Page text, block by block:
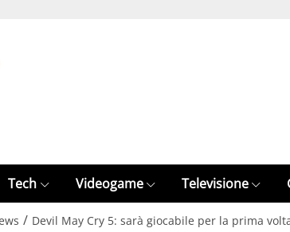
Tech Videogame Televisione
/ Devil May Cry 5: sarà giocabile per la prima